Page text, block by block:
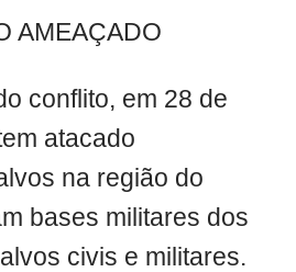
AMEAÇADO
conflito, em 28 de
atacado
na região do
bases militares dos
civis e militares.